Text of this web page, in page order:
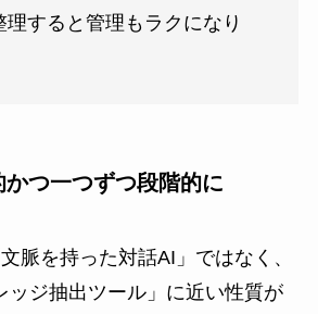
理すると管理もラクになり
つ一つずつ段階的に
脈を持った対話AI」ではなく、
ッジ抽出ツール」に近い性質が